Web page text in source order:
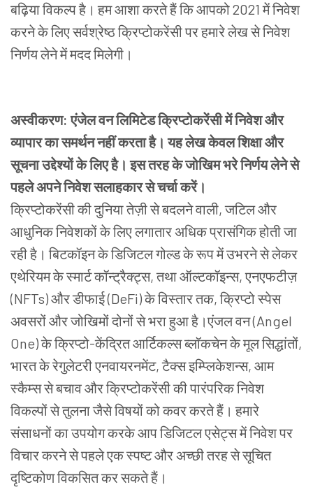
बढ़ियाविकल्पहै। हम आशा करते हैं कि आपको2021में निवेश
करने के लिए सर्वश्रेष्ठक्रिप्टोकरेंसीपर हमारे लेख से निवेश
निर्णय लेने में मदद मिलेगी।
अस्वीकरण:एंजेलवनलिमिटेडक्रिप्टोकरेंसीमेंनिवेशऔर
व्यापारकासमर्थननहींकरताहै। यहलेखकेवलशिक्षाऔर
सूचनाउद्देश्योंकेलिएहै। इसतरहकेजोखिमभरेनिर्णय लेनेसे
पहलेअपनेनिवेशसलाहकारसेचर्चाकरें।
क्रिप्टोकरेंसी की दुनिया तेज़ी से बदलने वाली, जटिल और
आधुनिक निवेशकों के लिए लगातार अधिक प्रासंगिक होती जा
रही है। बिटकॉइन के डिजिटल गोल्ड के रूप में उभरने से लेकर
एथेरियम के स्मार्ट कॉन्ट्रैक्ट्स, तथा ऑल्टकॉइन्स, एनएफटीज़
(NFTs) और डीफाई (DeFi) के विस्तार तक, क्रिप्टो स्पेस
अवसरों और जोखिमों दोनों से भरा हुआ है।एंजल वन (Angel
One) के क्रिप्टो-केंद्रित आर्टिकल्स ब्लॉकचेन के मूल सिद्धांतों,
भारत के रेगुलेटरी एनवायरनमेंट, टैक्स इम्प्लिकेशन्स, आम
स्कैम्स से बचाव और क्रिप्टोकरेंसी की पारंपरिक निवेश
विकल्पों से तुलना जैसे विषयों को कवर करते हैं। हमारे
संसाधनों का उपयोग करके आप डिजिटल एसेट्स में निवेश पर
विचार करने से पहले एक स्पष्ट और अच्छी तरह से सूचित
दृष्टिकोण विकसित कर सकते हैं।